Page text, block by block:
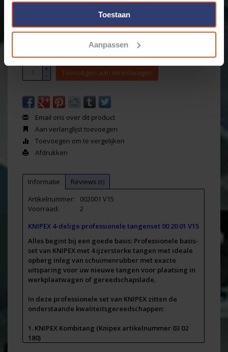
Toestaan
Aanpassen
Levertijd: Bestellingen op ma. t/m vrij. voor 17:00 worden
dezelfde dag verstuurd.
+
- Toevoegen aan winkelwagen
Email ons over dit product
Aan verlanglijst toevoegen
Toevoegen om te vergelijken
Afdrukken
Informatie Reviews (0)
Artikelnummer:
002001 V15
Voorraad:
2
KNIPEX 4-delige professionele tangenset 00 20 01 V15
Alles begint bij een goede basis: Professionele basis-
set van KNIPEX met 4 ijzersterke tangen met ideale
opberg inleg van schuimenrubber met exacte
uitsparing voor uw nieuwe tangen voor plaatsing in
werkplaatwagen of gereedschapslade.
In deze professionele set van KNIPEX zitten de
onderstaande kwaliteitsgereedschappen:
1. KNIPEX Kombitang (Knipex artikelnummer 03 02
180)